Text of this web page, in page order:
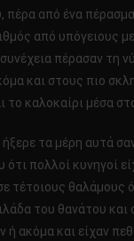
από ένα πέρασμα
από υπόγειους
πέρασαν τη
και στους πιο
το καλοκαίρι μέσα
τα μέρη αυτά
ότι πολλοί κυνηγοί
τέτοιους θαλάμους
του θανάτου και
ή ακόμα και είχαν